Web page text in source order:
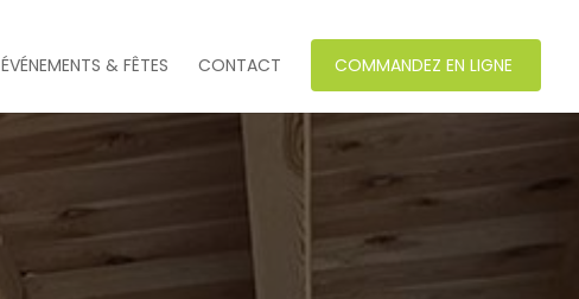
ÉVÉNEMENTS & FÊTES CONTACT COMMANDEZ EN LIGNE